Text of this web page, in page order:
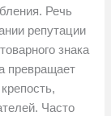
Речь
репутации
знака
превращает
Часто